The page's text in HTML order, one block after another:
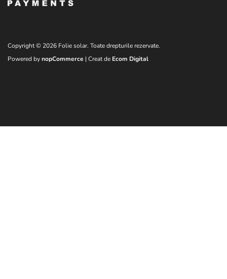
Copyright © 2026 Folie solar. Toate drepturile rezervate.
Powered bynopCommerce | Creat de Ecom Digital